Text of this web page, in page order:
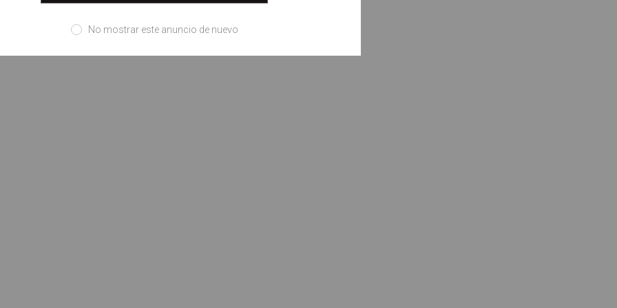
No mostrar este anuncio de nuevo